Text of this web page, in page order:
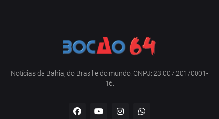
Notícias da Bahia, do Brasil e do mundo. CNPJ: 23.007.201/0001-
16.